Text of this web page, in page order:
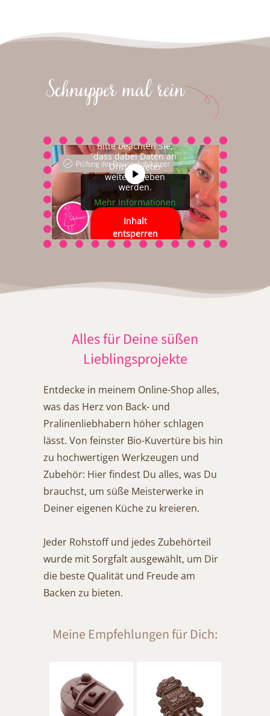
Platzhalterinhalt von
YouTube. Um auf den
eigentlichen Inhalt
Schaltfläche unten.
Bitte beachten Sie,
dass dabei Daten an
Drittanbieter
weitergegeben
werden.
Mehr Informationen
Inhalt
entsperren
akzeptieren
Alles für Deine süßen
Lieblingsprojekte
Entdecke in meinem Online-Shop alles,
was das Herz von Back- und
Pralinenliebhabern höher schlagen
lässt. Von feinster Bio-Kuvertüre bis hin
zu hochwertigen Werkzeugen und
Zubehör: Hier findest Du alles, was Du
brauchst, um süße Meisterwerke in
Deiner eigenen Küche zu kreieren.
Jeder Rohstoff und jedes Zubehörteil
wurde mit Sorgfalt ausgewählt, um Dir
die beste Qualität und Freude am
Backen zu bieten.
Meine Empfehlungen für Dich: